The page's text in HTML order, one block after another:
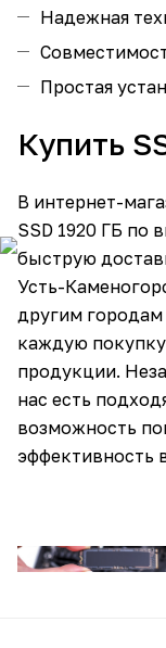
Надежная
Простая
Купить
В интернет-
SSD 1920 ГБ по
быструю
Усть-
другим городам
каждую
продукции.
нас есть
возможность
эффективность